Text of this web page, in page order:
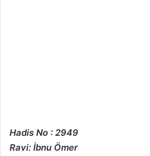
Hadis No : 2949
Ravi: İbnu Ömer